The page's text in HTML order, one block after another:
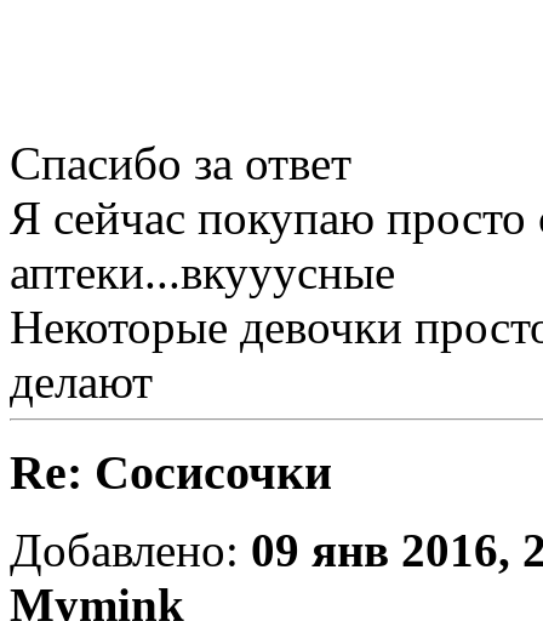
Спасибо за ответ
Я сейчас покупаю просто
аптеки...вкууусные
Некоторые девочки
делают
Re: Сосисочки
Добавлено: 09 янв 2016,
Mymink